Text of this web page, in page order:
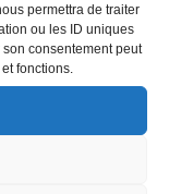
permettra de traiter
ou les ID uniques
consentement peut
fonctions.
changer le
1 année de
des piles.